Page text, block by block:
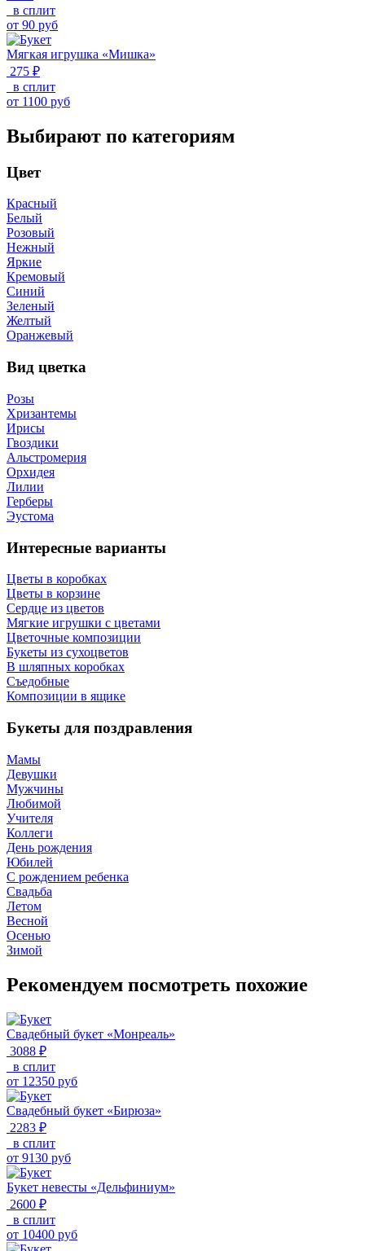
в сплит
от 90 руб
Мягкая игрушка «Мишка»
275 ₽
в сплит
от 1100 руб
Выбирают по категориям
Цвет
Красный
Белый
Розовый
Нежный
Яркие
Кремовый
Синий
Зеленый
Желтый
Оранжевый
Вид цветка
Розы
Хризантемы
Ирисы
Гвоздики
Альстромерия
Орхидея
Лилии
Герберы
Эустома
Интересные варианты
Цветы в коробках
Цветы в корзине
Сердце из цветов
Мягкие игрушки с цветами
Цветочные композиции
Букеты из сухоцветов
В шляпных коробках
Съедобные
Композиции в ящике
Букеты для поздравления
Мамы
Девушки
Мужчины
Любимой
Учителя
Коллеги
День рождения
Юбилей
С рождением ребенка
Свадьба
Летом
Весной
Осенью
Зимой
Рекомендуем посмотреть похожие
Свадебный букет «Монреаль»
3088 ₽
в сплит
от 12350 руб
Свадебный букет «Бирюза»
2283 ₽
в сплит
от 9130 руб
Букет невесты «Дельфиниум»
2600 ₽
в сплит
от 10400 руб